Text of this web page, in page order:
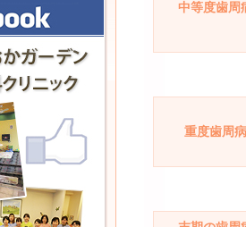
中等度歯周
重度歯周病